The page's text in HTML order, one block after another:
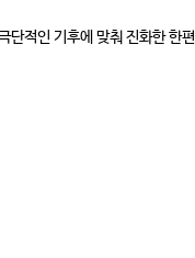
단적인 기후에 맞춰 진화한 한편